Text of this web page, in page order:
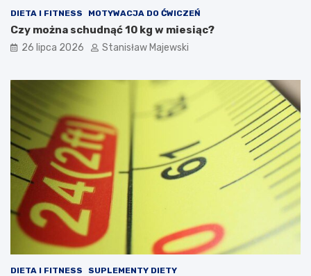
DIETA I FITNESS MOTYWACJA DO ĆWICZEŃ
Czy można schudnąć 10 kg w miesiąc?
26 lipca 2026 Stanisław Majewski
DIETA I FITNESS SUPLEMENTY DIETY